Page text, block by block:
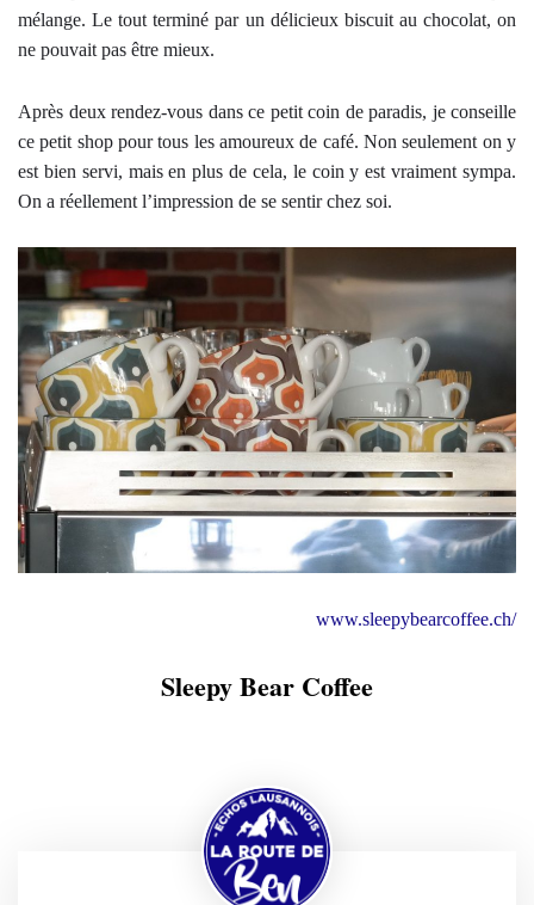
mélange. Le tout terminé par un délicieux biscuit au chocolat, on
ne pouvait pas être mieux.
Après deux rendez-vous dans ce petit coin de paradis, je conseille
ce petit shop pour tous les amoureux de café. Non seulement on y
est bien servi, mais en plus de cela, le coin y est vraiment sympa.
On a réellement l’impression de se sentir chez soi.
www.sleepybearcoffee.ch/
Sleepy Bear Coffee